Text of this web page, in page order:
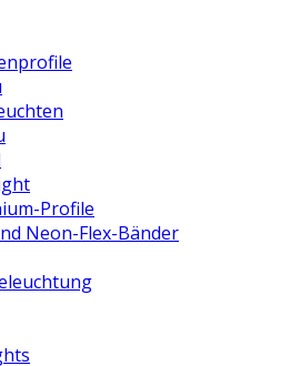
Profile
Neon-Flex-Bänder